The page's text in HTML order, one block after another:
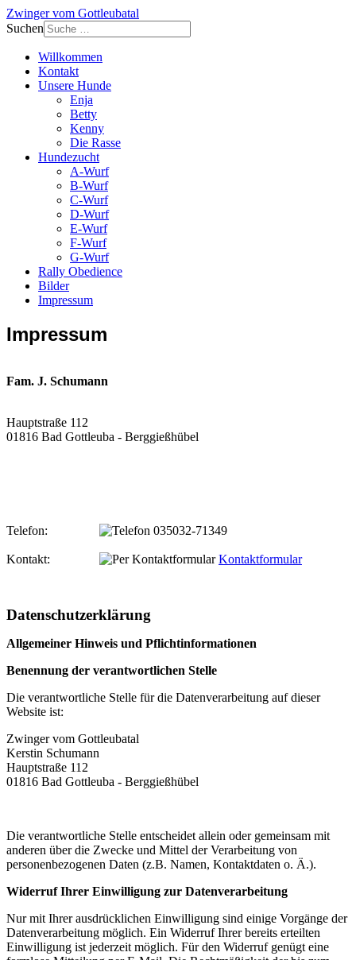
Zwinger vom Gottleubatal
Suchen
Willkommen
Kontakt
Unsere Hunde
Enja
Betty
Kenny
Die Rasse
Hundezucht
A-Wurf
B-Wurf
C-Wurf
D-Wurf
E-Wurf
F-Wurf
G-Wurf
Rally Obedience
Bilder
Impressum
Impressum
Fam. J. Schumann
Hauptstraße 112
01816 Bad Gottleuba - Berggießhübel
Telefon:
Kontakt:
035032-71349
Kontaktformular
Datenschutzerklärung
Allgemeiner Hinweis und Pflichtinformationen
Benennung der verantwortlichen Stelle
Die verantwortliche Stelle für die Datenverarbeitung auf dieser
Website ist:
Zwinger vom Gottleubatal
Kerstin Schumann
Hauptstraße 112
01816 Bad Gottleuba - Berggießhübel
Die verantwortliche Stelle entscheidet allein oder gemeinsam mit
anderen über die Zwecke und Mittel der Verarbeitung von
personenbezogenen Daten (z.B. Namen, Kontaktdaten o. Ä.).
Widerruf Ihrer Einwilligung zur Datenverarbeitung
Nur mit Ihrer ausdrücklichen Einwilligung sind einige Vorgänge der
Datenverarbeitung möglich. Ein Widerruf Ihrer bereits erteilten
Einwilligung ist jederzeit möglich. Für den Widerruf genügt eine